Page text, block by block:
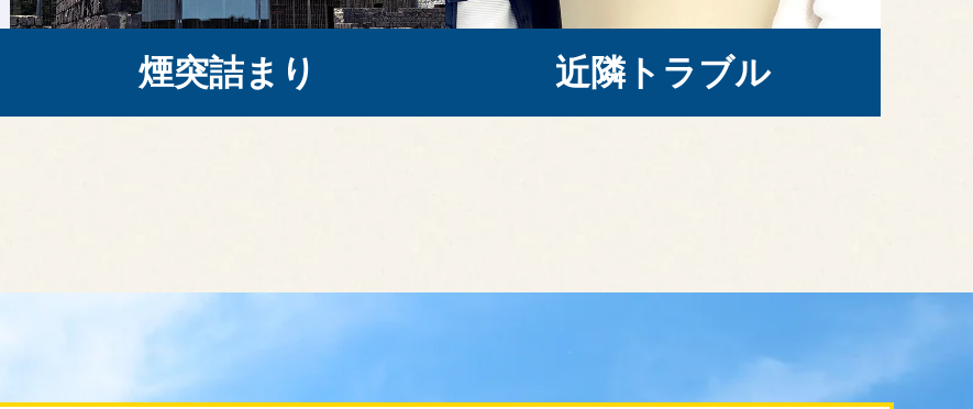
煙突詰まり 近隣トラブル